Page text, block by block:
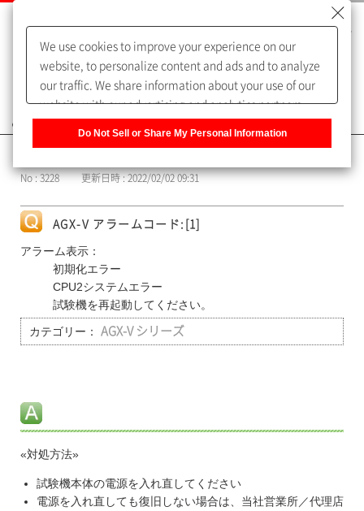
よくあるご質問（FAQ）
No : 3228 更新日時 : 2022/02/02 09:31
AGX-V アラームコード:[1]
アラーム表示：
初期化エラー
CPU2システムエラー
試験機を再起動してください。
カテゴリー： AGX-V シリーズ
«対処方法»
試験機本体の電源を入れ直してください
電源を入れ直しても復旧しない場合は、当社営業所／代理店
We use cookies to improve your experience on our
website, to personalize content and ads and to analyze
our traffic. We share information about your use of our
website with our advertising and analytics partners,
of our sharing information about you with our partners.
Information] to customize your cookie settings on our
Do Not Sell or Share My Personal Information